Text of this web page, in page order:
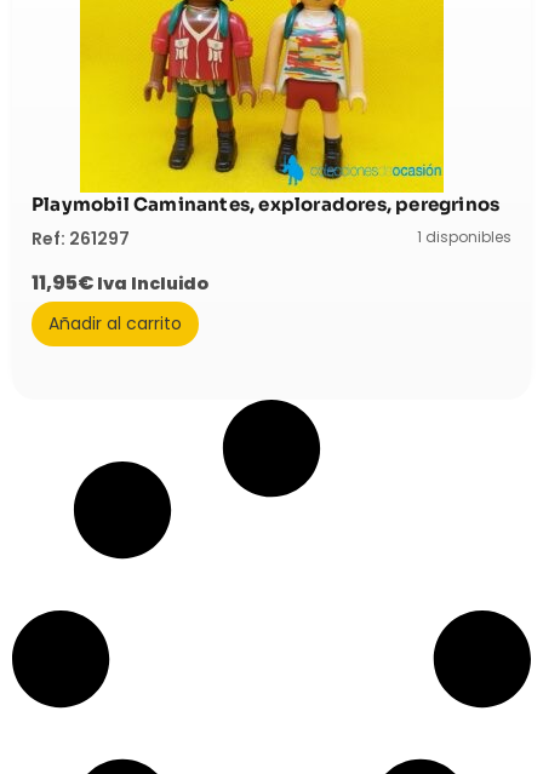
Playmobil Caminantes, exploradores, peregrinos
Ref: 261297 1 disponibles
11,95€ Iva Incluido
Añadir al carrito